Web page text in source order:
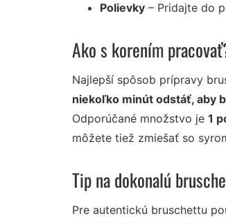
Polievky – Pridajte do
Ako s korením
Najlepší spôsob prípravy
niekoľko minút odstáť, aby
Odporúčané množstvo je 1
môžete tiež zmiešať so
Tip na dokonalú
Pre autentickú bruschettu